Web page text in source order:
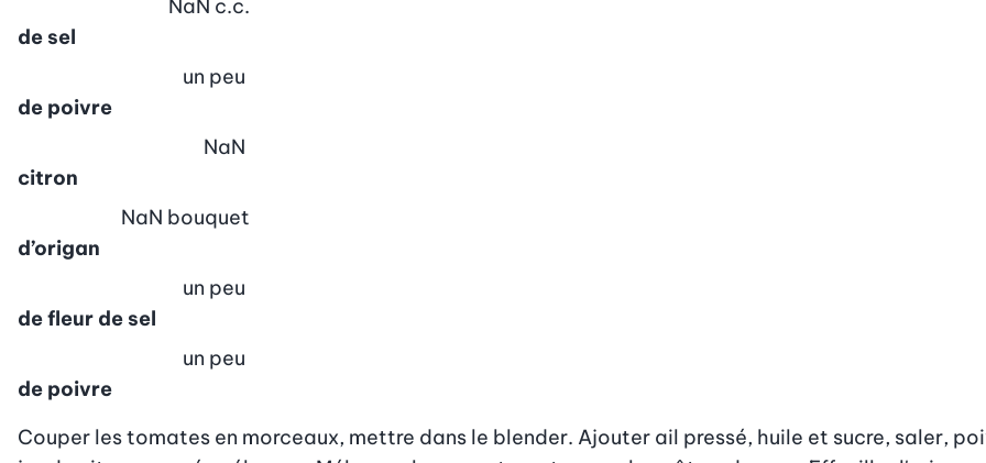
de sel
NaN c.c.
de poivre
un peu
citron
NaN
d’origan
NaN bouquet
de fleur de sel
un peu
de poivre
un peu
Couper les tomates en morceaux, mettre dans le blender. Ajouter ail pressé, huile et sucre, saler,